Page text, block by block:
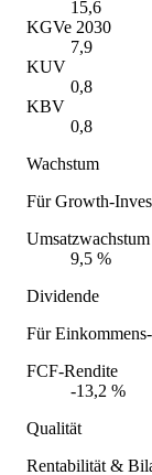
15,6
KGVe 2030
7,9
KUV
0,8
KBV
0,8
Wachstum
Für Growth-
9,5 %
Dividende
Für
FCF-Rendite
-13,2 %
Qualität
Rentabilität &